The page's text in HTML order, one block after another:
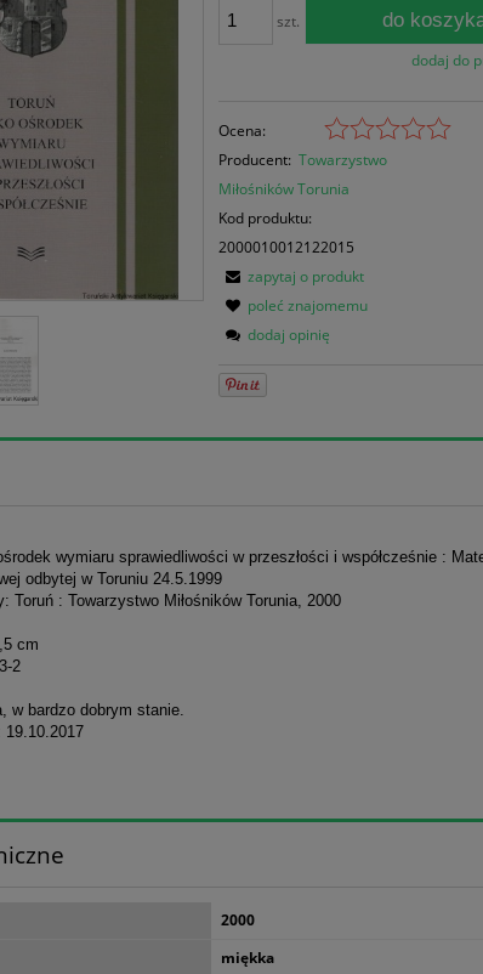
szt. do
dodaj do
Ocena:
Producent: Towarzystwo
Miłośników Torunia
Kod produktu:
2000010012122015
zapytaj o produkt
poleć znajomemu
dodaj opinię
wymiaru sprawiedliwości w przeszłości i współcześnie :
odbytej w Toruniu 24.5.1999
Toruń : Towarzystwo Miłośników Torunia, 2000
cm
2
w bardzo dobrym stanie.
19.10.2017
2000
miękka